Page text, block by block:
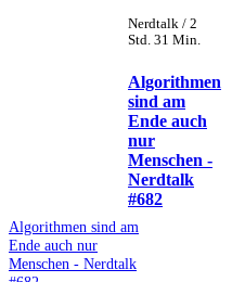
Nerdtalk / 2
Std. 31 Min.
Algorithmen
sind am
Ende auch
nur
Menschen -
Nerdtalk
#682
Algorithmen sind am
Ende auch nur
Menschen - Nerdtalk